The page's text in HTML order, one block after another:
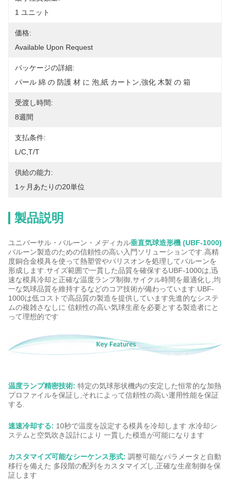
1 ユニット
価格:
Available Upon Request
パッケージの詳細:
パール 綿 の 防護 材 に 泡,紙 カートン,強化 木製 の 箱
受渡し時間:
8週間
支払条件:
L/C,T/T
供給の能力:
1ヶ月あたりの20単位
製品説明
ユニバーサル・バルーン・メディカル垂直気球造形機 (UBF-1000)
バルーン製造のための信頼性の高い入門ソリューションです.高精
度銅合金模具を使って熱塑管やパリスオンを処理してバルーンを
形成します.サイズ範囲で一貫した品質を確保するUBF-1000は,迅
速な模具冷却と正確な温度ランプ制御,サイクル時間を最適化し,均
一な気球品質を維持するなどのコア技術が備わっています.UBF-
1000は低コストで高品質の製造を提供しています先進的なシステ
ムの複雑さなしに 信頼性の高い気球生産を必要とする製造者にと
って理想的です
温度ランプ精密技術: 特定の気球形状機内の安定した恒常的な加熱
プロファイルを保証し,それによって信頼性の高い運用性能を保証
する.
速速冷却する: 10秒で温度を設定する模具を冷却します 水冷却シ
ステムと空気吹き設計により 一貫した模造が可能になります
カスタマイズ可能なシーケンス形式: 調整可能なパラメータと自動
移行を備えた 多段階の配列をカスタマイズし,正確な生産制御を保
証します